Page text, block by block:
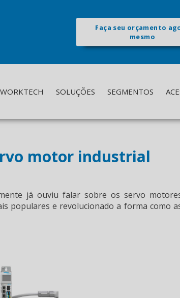
Faça seu orçamento
mesmo
SOLUÇÕES SEGMENTOS
motor industrial
já ouviu falar sobre os servo
populares e revolucionado a forma como